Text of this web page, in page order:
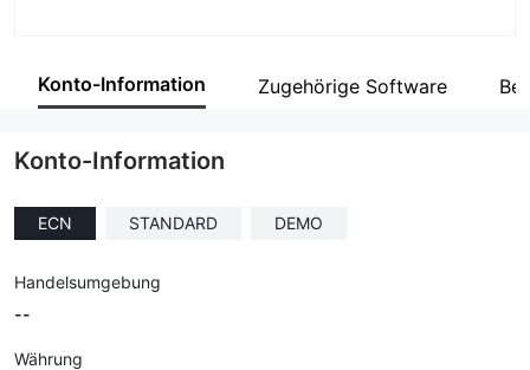
Unternehmen
Konto-Information Zugehörige Software
Konto-Information
ECN STANDARD DEMO
Handelsumgebung
--
Währung